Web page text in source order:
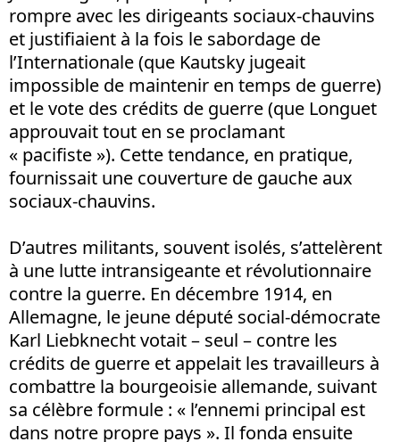
rompre avec les dirigeants sociaux-chauvins
et justifiaient à la fois le sabordage de
l’Internationale (que Kautsky jugeait
impossible de maintenir en temps de guerre)
et le vote des crédits de guerre (que Longuet
approuvait tout en se proclamant
« pacifiste »). Cette tendance, en pratique,
fournissait une couverture de gauche aux
sociaux-chauvins.
D’autres militants, souvent isolés, s’attelèrent
à une lutte intransigeante et révolutionnaire
contre la guerre. En décembre 1914, en
Allemagne, le jeune député social-démocrate
Karl Liebknecht votait – seul – contre les
crédits de guerre et appelait les travailleurs à
combattre la bourgeoisie allemande, suivant
sa célèbre formule : « l’ennemi principal est
dans notre propre pays ». Il fonda ensuite